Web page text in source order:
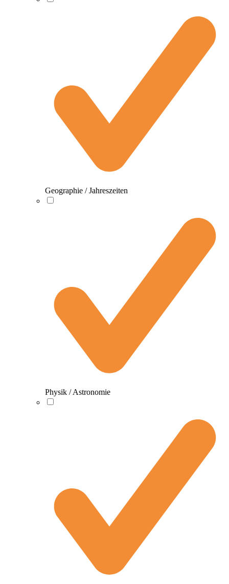
Geographie / Jahreszeiten
Physik / Astronomie